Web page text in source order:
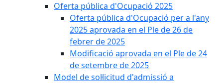
Oferta pública d'Ocupació 2025
Oferta pública d'Ocupació per a l'any
2025 aprovada en el Ple de 26 de
febrer de 2025
Modificació aprovada en el Ple de 24
de setembre de 2025
Model de sol·licitud d'admissió a